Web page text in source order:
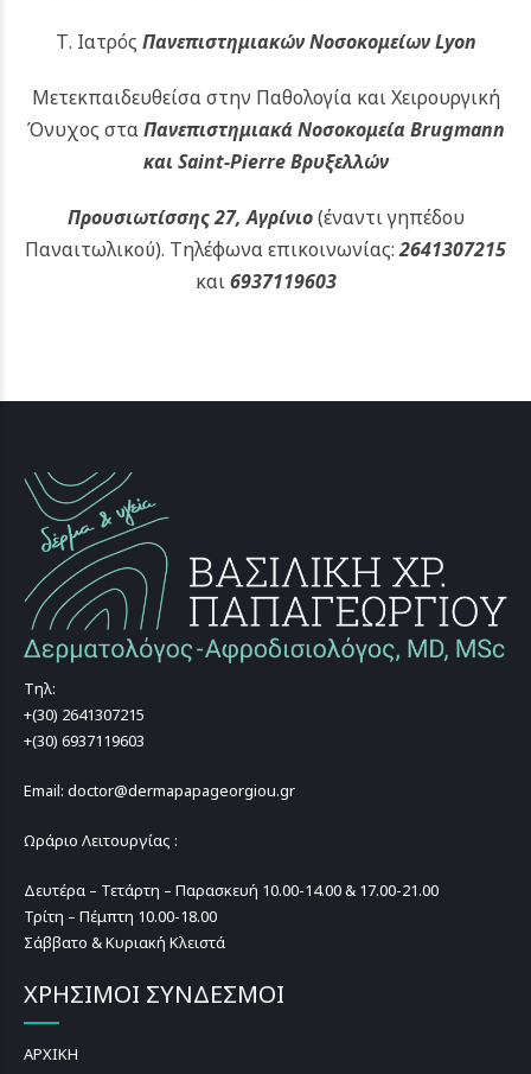
Τ. Ιατρός Πανεπιστημιακών Νοσοκομείων Lyon
Μετεκπαιδευθείσα στην Παθολογία και Χειρουργική
Όνυχος σταΠανεπιστημιακά Νοσοκομεία Brugmann
και Saint-Pierre Βρυξελλών
Προυσιωτίσσης 27, Αγρίνιο(έναντι γηπέδου
Παναιτωλικού). Τηλέφωνα επικοινωνίας:2641307215
και6937119603
Τηλ:
+(30) 2641307215
+(30) 6937119603
Email: doctor@dermapapageorgiou.gr
Ωράριο Λειτουργίας :
Δευτέρα – Τετάρτη – Παρασκευή 10.00-14.00 & 17.00-21.00
Τρίτη – Πέμπτη 10.00-18.00
Σάββατο & Κυριακή Κλειστά
ΧΡΗΣΙΜΟΙ ΣΥΝΔΕΣΜΟΙ
ΑΡΧΙΚΗ